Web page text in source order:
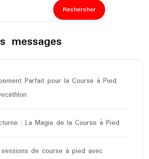
Rechercher
messages
Parfait pour la Course à Pied
: La Magie de la Course à Pied
de course à pied avec